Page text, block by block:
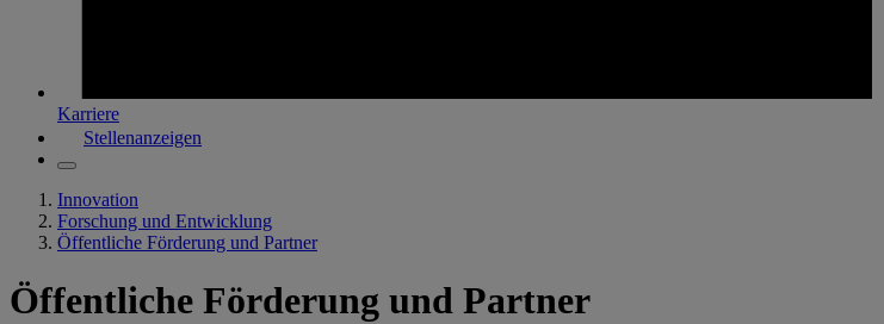
Karriere
Stellenanzeigen
Innovation
Forschung und Entwicklung
Öffentliche Förderung und Partner
Öffentliche Förderung und Partner